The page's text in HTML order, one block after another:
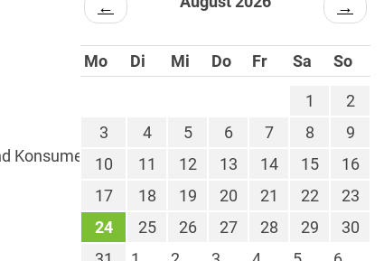
Konsumentenschutz
← →
Mo Di Mi Do Fr Sa So
1
2
3
4 5 6 7 8
9
10
11 12 13 14 15
16
17
18 19 20 21 22
23
24
25 26 27 28 29
30